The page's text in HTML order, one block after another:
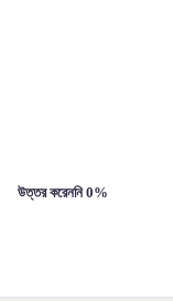
উত্তর করেননি 0%